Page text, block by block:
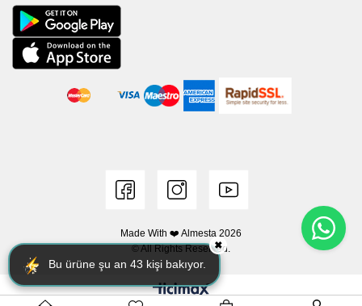
Made With ❤️ Almesta 2026
© All Rights Reserved.
✖
Bu ürüne şu an 43 kişi bakıyor.